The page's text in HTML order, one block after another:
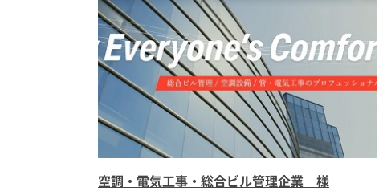
空調・電気工事・総合ビル管理企業 様